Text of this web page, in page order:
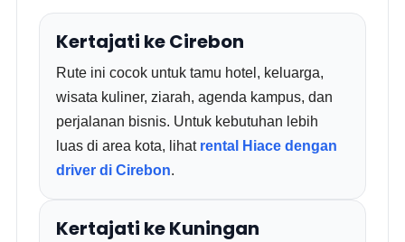
Kertajati ke Cirebon
Rute ini cocok untuk tamu hotel, keluarga,
wisata kuliner, ziarah, agenda kampus, dan
perjalanan bisnis. Untuk kebutuhan lebih
luas di area kota, lihat rental Hiace dengan
driver di Cirebon.
Kertajati ke Kuningan